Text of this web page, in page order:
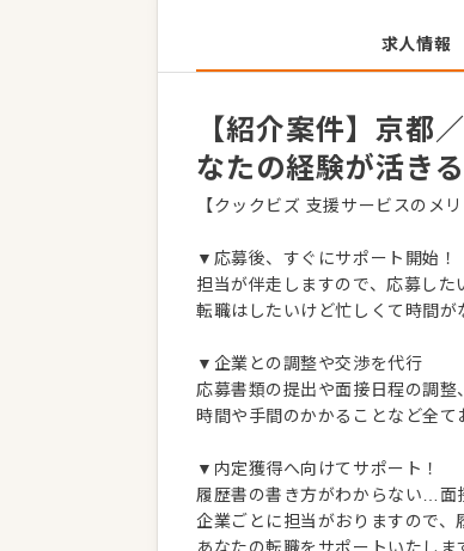
求人情報
【紹介案件】京都
なたの経験が活き
【クックビズ 支援サービスのメ
▼応募後、すぐにサポート開始！
担当が伴走しますので、応募した
転職はしたいけど忙しくて時間
▼企業との調整や交渉を代行
応募書類の提出や面接日程の調整
時間や手間のかかることなど全て
▼内定獲得へ向けてサポート！
履歴書の書き方がわからない…面
企業ごとに担当がおりますので、